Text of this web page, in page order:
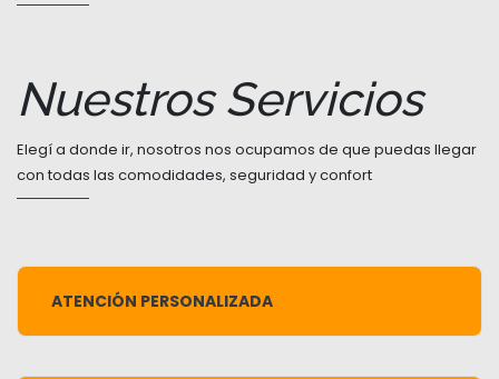
Nuestros Servicios
Elegí a donde ir, nosotros nos ocupamos de que puedas llegar
con todas las comodidades, seguridad y confort
ATENCIÓN PERSONALIZADA